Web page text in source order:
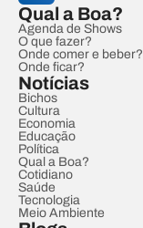
Qual a Boa?
Agenda de Shows
O que fazer?
Onde comer e beber?
Onde ficar?
Notícias
Bichos
Cultura
Economia
Educação
Política
Qual a Boa?
Cotidiano
Saúde
Tecnologia
Meio Ambiente